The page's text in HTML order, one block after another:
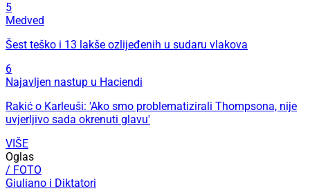
5
Medved
Šest teško i 13 lakše ozlijeđenih u sudaru vlakova
6
Najavljen nastup u Haciendi
Rakić o Karleuši: 'Ako smo problematizirali Thompsona, nije
uvjerljivo sada okrenuti glavu'
VIŠE
Oglas
/ FOTO
Giuliano i Diktatori